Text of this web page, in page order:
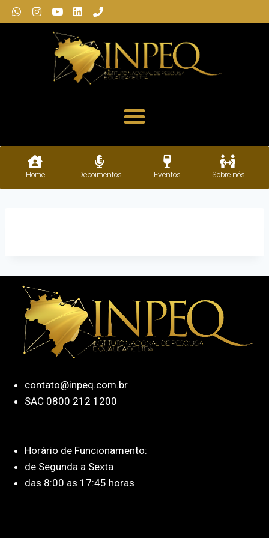
Home Depoimentos Eventos Sobre nós
contato@inpeq.com.br
SAC 0800 212 1200
Horário de Funcionamento:
de Segunda a Sexta
das 8:00 as 17:45 horas